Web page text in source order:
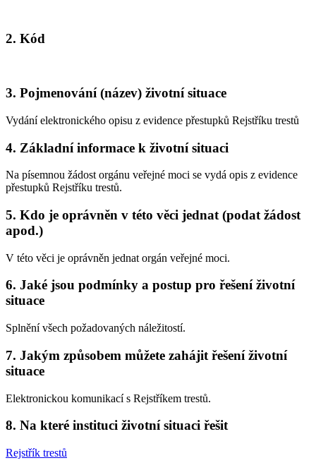
2. Kód
3. Pojmenování (název) životní situace
Vydání elektronického opisu z evidence přestupků Rejstříku trestů
4. Základní informace k životní situaci
Na písemnou žádost orgánu veřejné moci se vydá opis z evidence
přestupků Rejstříku trestů.
5. Kdo je oprávněn v této věci jednat (podat žádost
apod.)
V této věci je oprávněn jednat orgán veřejné moci.
6. Jaké jsou podmínky a postup pro řešení životní
situace
Splnění všech požadovaných náležitostí.
7. Jakým způsobem můžete zahájit řešení životní
situace
Elektronickou komunikací s Rejstříkem trestů.
8. Na které instituci životní situaci řešit
Rejstřík trestů